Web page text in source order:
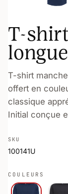
T-
T-shirt
offert en
classique
Initial conçue
SKU
100141U
COULEURS